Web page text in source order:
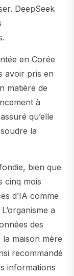
DeepSeek
en Corée
avoir pris en
matière de
à
qu’elle
la
bien que
cinq mois
d’IA comme
a
des
maison mère
recommandé
informations